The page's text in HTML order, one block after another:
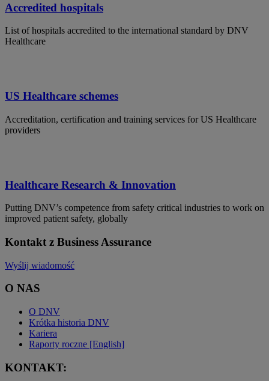
Accredited hospitals
List of hospitals accredited to the international standard by DNV
Healthcare
US Healthcare schemes
Accreditation, certification and training services for US Healthcare
providers
Healthcare Research & Innovation
Putting DNV’s competence from safety critical industries to work on
improved patient safety, globally
Kontakt z Business Assurance
Wyślij wiadomość
O NAS
O DNV
Krótka historia DNV
Kariera
Raporty roczne [English]
KONTAKT: